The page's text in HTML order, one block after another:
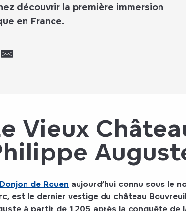
découvrir la première immersion
en France.
Vieux
Donjon de Rouen aujourd’hui connu sous le
est le dernier vestige du château
à partir de 1205 après la conquête de